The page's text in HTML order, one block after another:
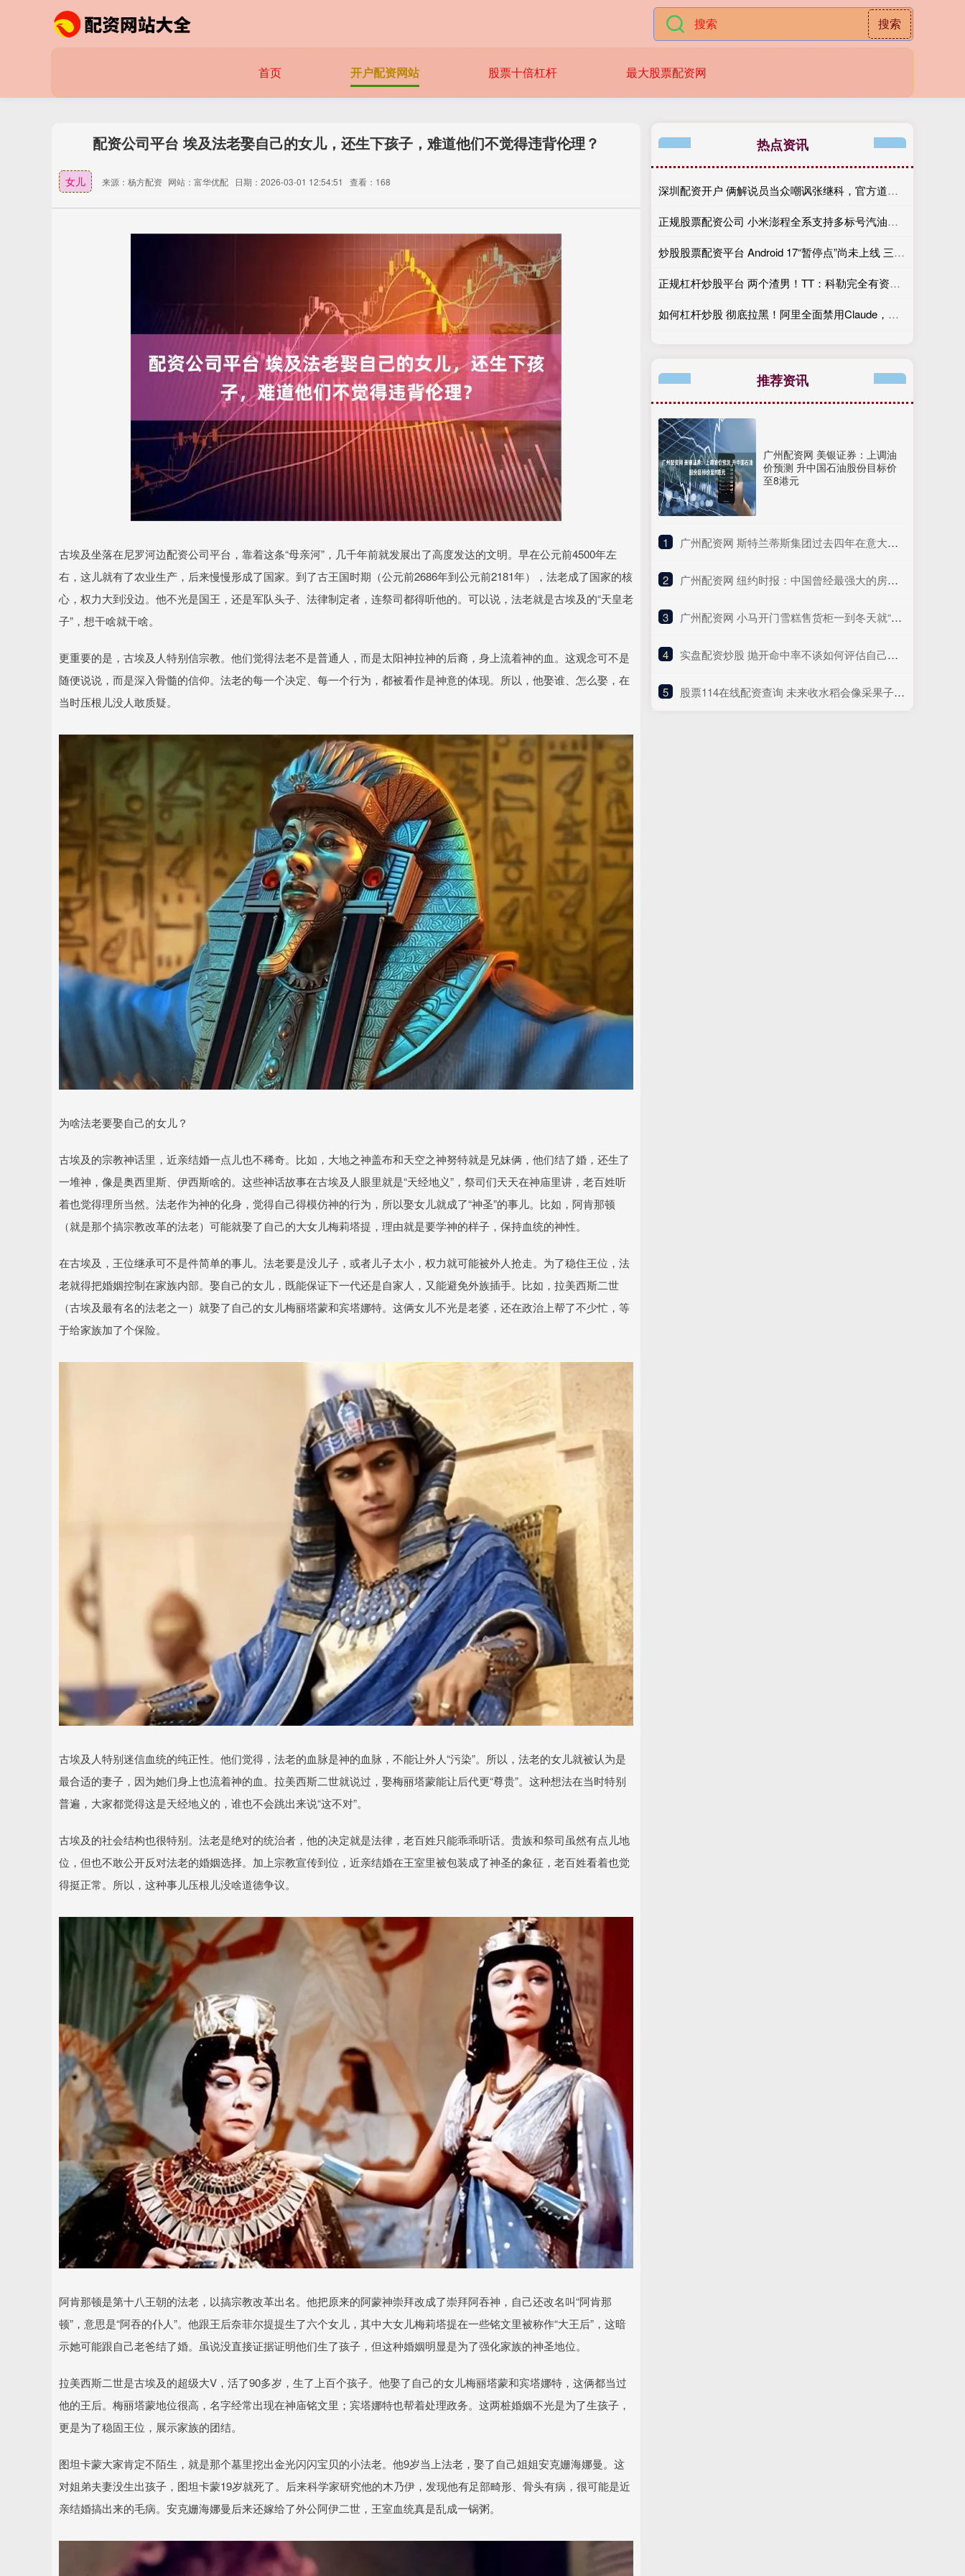
搜索
首页 开户配资网站 股票十倍杠杆 最大股票配资网
配资公司平台 埃及法老娶自己的女儿，还生下孩子，难道他们不觉得违背伦理？
女儿 来源：杨方配资 网站：富华优配 日期：2026-03-01 12:54:51 查看：168
古埃及坐落在尼罗河边配资公司平台，靠着这条“母亲河”，几千年前就发展出了高度发达的文明。早在公元前4500年左
右，这儿就有了农业生产，后来慢慢形成了国家。到了古王国时期（公元前2686年到公元前2181年），法老成了国家的核
心，权力大到没边。他不光是国王，还是军队头子、法律制定者，连祭司都得听他的。可以说，法老就是古埃及的“天皇老
子”，想干啥就干啥。
更重要的是，古埃及人特别信宗教。他们觉得法老不是普通人，而是太阳神拉神的后裔，身上流着神的血。这观念可不是
随便说说，而是深入骨髓的信仰。法老的每一个决定、每一个行为，都被看作是神意的体现。所以，他娶谁、怎么娶，在
当时压根儿没人敢质疑。
为啥法老要娶自己的女儿？
古埃及的宗教神话里，近亲结婚一点儿也不稀奇。比如，大地之神盖布和天空之神努特就是兄妹俩，他们结了婚，还生了
一堆神，像是奥西里斯、伊西斯啥的。这些神话故事在古埃及人眼里就是“天经地义”，祭司们天天在神庙里讲，老百姓听
着也觉得理所当然。法老作为神的化身，觉得自己得模仿神的行为，所以娶女儿就成了“神圣”的事儿。比如，阿肯那顿
（就是那个搞宗教改革的法老）可能就娶了自己的大女儿梅莉塔提，理由就是要学神的样子，保持血统的神性。
在古埃及，王位继承可不是件简单的事儿。法老要是没儿子，或者儿子太小，权力就可能被外人抢走。为了稳住王位，法
老就得把婚姻控制在家族内部。娶自己的女儿，既能保证下一代还是自家人，又能避免外族插手。比如，拉美西斯二世
（古埃及最有名的法老之一）就娶了自己的女儿梅丽塔蒙和宾塔娜特。这俩女儿不光是老婆，还在政治上帮了不少忙，等
于给家族加了个保险。
古埃及人特别迷信血统的纯正性。他们觉得，法老的血脉是神的血脉，不能让外人“污染”。所以，法老的女儿就被认为是
最合适的妻子，因为她们身上也流着神的血。拉美西斯二世就说过，娶梅丽塔蒙能让后代更“尊贵”。这种想法在当时特别
普遍，大家都觉得这是天经地义的，谁也不会跳出来说“这不对”。
古埃及的社会结构也很特别。法老是绝对的统治者，他的决定就是法律，老百姓只能乖乖听话。贵族和祭司虽然有点儿地
位，但也不敢公开反对法老的婚姻选择。加上宗教宣传到位，近亲结婚在王室里被包装成了神圣的象征，老百姓看着也觉
得挺正常。所以，这种事儿压根儿没啥道德争议。
阿肯那顿是第十八王朝的法老，以搞宗教改革出名。他把原来的阿蒙神崇拜改成了崇拜阿吞神，自己还改名叫“阿肯那
顿”，意思是“阿吞的仆人”。他跟王后奈菲尔提提生了六个女儿，其中大女儿梅莉塔提在一些铭文里被称作“大王后”，这暗
示她可能跟自己老爸结了婚。虽说没直接证据证明他们生了孩子，但这种婚姻明显是为了强化家族的神圣地位。
拉美西斯二世是古埃及的超级大V，活了90多岁，生了上百个孩子。他娶了自己的女儿梅丽塔蒙和宾塔娜特，这俩都当过
他的王后。梅丽塔蒙地位很高，名字经常出现在神庙铭文里；宾塔娜特也帮着处理政务。这两桩婚姻不光是为了生孩子，
更是为了稳固王位，展示家族的团结。
图坦卡蒙大家肯定不陌生，就是那个墓里挖出金光闪闪宝贝的小法老。他9岁当上法老，娶了自己姐姐安克姗海娜曼。这
对姐弟夫妻没生出孩子，图坦卡蒙19岁就死了。后来科学家研究他的木乃伊，发现他有足部畸形、骨头有病，很可能是近
亲结婚搞出来的毛病。安克姗海娜曼后来还嫁给了外公阿伊二世，王室血统真是乱成一锅粥。
热点资讯
深圳配资开户 俩解说员当众嘲讽张继科，官方道歉+解雇肇事者，有些话不能乱说
正规股票配资公司 小米澎程全系支持多标号汽油引争议，徐洁云：XX
炒股股票配资平台 Android 17“暂停点”尚未上线 三种方法教你提前复制
正规杠杆炒股平台 两个渣男！TT：科勒完全有资格给我和奥多姆一人来上几拳
如何杠杆炒股 彻底拉黑！阿里全面禁用Claude，打响中企反制美国AI“第一枪”
推荐资讯
广州配资网 美银证券：上调油
价预测 升中国石油股份目标价
至8港元
1 ​广州配资网 斯特兰蒂斯集团过去四年在意大利裁员1万人
2 ​广州配资网 纽约时报：中国曾经最强大的房地产公司的末日
3 ​广州配资网 小马开门雪糕售货柜一到冬天就“失业”应该怎么办？
4 ​实盘配资炒股 抛开命中率不谈如何评估自己最近几场表现？谢泼德：抛不开
5 ​股票114在线配资查询 未来收水稻会像采果子？中国科学家破解水稻“多年生”关键